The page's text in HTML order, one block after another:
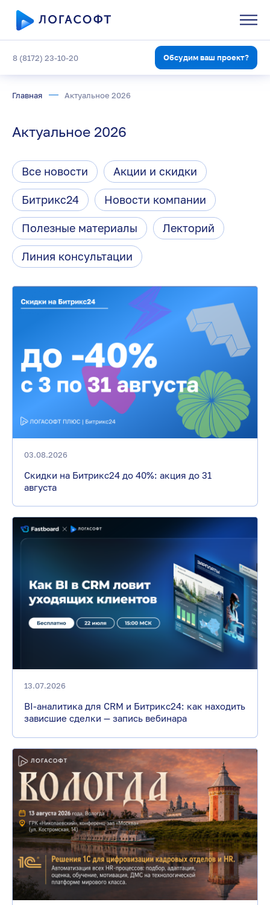
8 (8172) 23-10-20 Обсудим ваш проект?
Главная Актуальное 2026
Актуальное 2026
Все новости Акции и скидки
Битрикс24 Новости компании
Полезные материалы Лекторий
Линия консультации
03.08.2026
Скидки на Битрикс24 до 40%: акция до 31
августа
13.07.2026
BI-аналитика для CRM и Битрикс24: как находить
зависшие сделки — запись вебинара